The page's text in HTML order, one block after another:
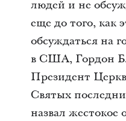
людей и не
еще до того, как
обсуждаться на
в США, Гордон
Президент
Святых
назвал жестокое